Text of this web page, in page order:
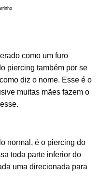
como um furo
piercing também por se
diz o nome. Esse é o
muitas mães fazem o
normal, é o piercing do
toda parte inferior do
uma direcionada para